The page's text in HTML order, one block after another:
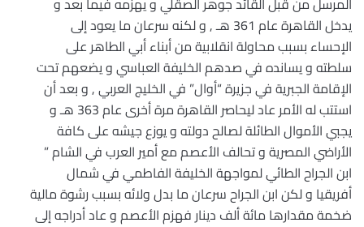
يدخل القاهرة عام 361 هـ , و لكنه سرعان ما يعود إلى
الإحساء بسبب محاولة انقلابية من أبناء أبي الطاهر على
سلطته و يسانده في صدهم الخليفة العباسي و يضعهم تحت
الإقامة الجبرية في جزيرة “أوال” في الخليج العربي , و بعد أن
استتب له الأمر عاد ليحاصر القاهرة مرة أخرى عام 363 هـ و
يجبي الأموال الطائلة لصالح دولته و يوزع جيشه على كافة
الأراضي المصرية و تحالف الأعصم مع أمير العرب في الشام ”
ابن الجراح الطائي لمواجهة الخليفة الفاطمي في شمال
أفريقيا و لكن ابن الجراح سرعان ما بدل ولائه بسبب رشوة مالية
ضخمة مقدارها مائة ألف دينار فهزم الأعصم و عاد أدراجه إلى